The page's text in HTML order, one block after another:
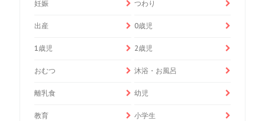
妊娠 つわり
出産 0歳児
1歳児 2歳児
おむつ 沐浴・お風呂
離乳食 幼児
教育 小学生